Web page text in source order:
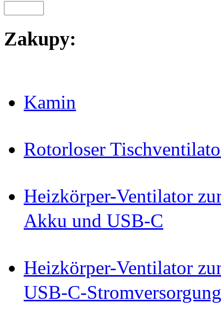
Zakupy:
Kamin
Rotorloser
Heizkörper-Ventilator
Akku und USB-C
Heizkörper-Ventilator
USB-C-Stromversorgung